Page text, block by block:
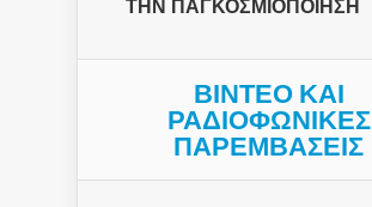
ΤΗΝ ΠΑΓΚΟΣΜΙΟΠΟΙΗΣΗ
ΒΙΝΤΕΟ ΚΑΙ
ΡΑΔΙΟΦΩΝΙΚΕΣ
ΠΑΡΕΜΒΑΣΕΙΣ